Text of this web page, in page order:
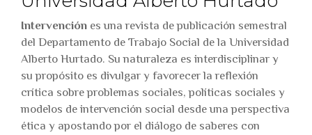
Intervención es una revista de publicación semestral
del Departamento de Trabajo Social de la Universidad
Alberto Hurtado. Su naturaleza es interdisciplinar y
su propósito es divulgar y favorecer la reflexión
crítica sobre problemas sociales, políticas sociales y
modelos de intervención social desde una perspectiva
ética y apostando por el diálogo de saberes con